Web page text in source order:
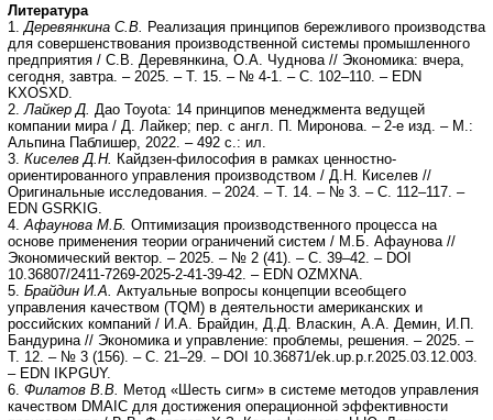
Литература
1. Деревянкина С.В.
Реализация принципов бережливого производства
для совершенствования производственной системы промышленного
предприятия / С.В. Деревянкина, О.А. Чуднова // Экономика: вчера,
сегодня, завтра. – 2025. – Т. 15. – № 4-1. – С. 102–110. – EDN
KXOSXD.
2. Лайкер Д. Дао Toyota: 14 принципов менеджмента ведущей
компании мира / Д. Лайкер; пер. с англ. П. Миронова. – 2-е изд. – М.:
Альпина Паблишер, 2022. – 492 с.: ил.
3. Киселев Д.Н. Кайдзен-философия в рамках ценностно-
ориентированного управления производством / Д.Н. Киселев //
Оригинальные исследования. – 2024. – Т. 14. – № 3. – С. 112–117. –
EDN GSRKIG.
4. Афаунова М.Б. Оптимизация производственного процесса на
основе применения теории ограничений систем / М.Б. Афаунова //
Экономический вектор. – 2025. – № 2 (41). – С. 39–42. – DOI
10.36807/2411-7269-2025-2-41-39-42. – EDN OZMXNA.
5. Брайдин И.А. Актуальные вопросы концепции всеобщего
управления качеством (TQM) в деятельности американских и
российских компаний / И.А. Брайдин, Д.Д. Власкин, А.А. Демин, И.П.
Бандурина // Экономика и управление: проблемы, решения. – 2025. –
Т. 12. – № 3 (156). – С. 21–29. – DOI 10.36871/ek.up.p.r.2025.03.12.003.
– EDN IKPGUY.
6. Филатов В.В.
Метод «Шесть сигм» в системе методов управления
качеством DMAIC для достижения операционной эффективности